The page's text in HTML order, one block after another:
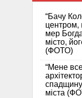
“Бачу
центром,
мер
місто,
(ФОТО)
“Мене
міста